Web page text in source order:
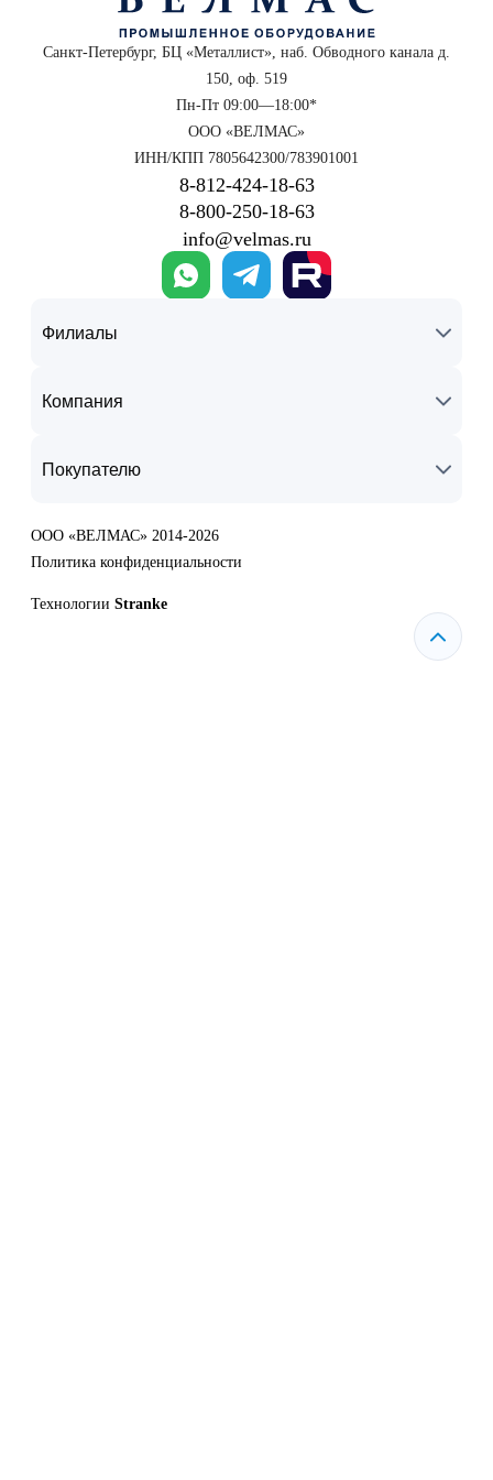
Санкт-Петербург, БЦ «Металлист», наб. Обводного канала д.
150, оф. 519
Пн-Пт 09:00—18:00*
ООО «ВЕЛМАС»
ИНН/КПП 7805642300/783901001
8‑812‑424‑18‑63
8‑800‑250‑18‑63
info@velmas.ru
Филиалы
Компания
Покупателю
ООО «ВЕЛМАС» 2014-2026
Политика конфиденциальности
Технологии Stranke